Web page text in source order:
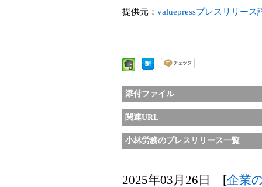
提供元： valuepressプレスリリース
添付ファイル
関連URL
小林労務のプレスリリース一覧
2025年03月26日 [企業